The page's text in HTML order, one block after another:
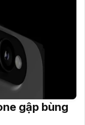
gập bùng